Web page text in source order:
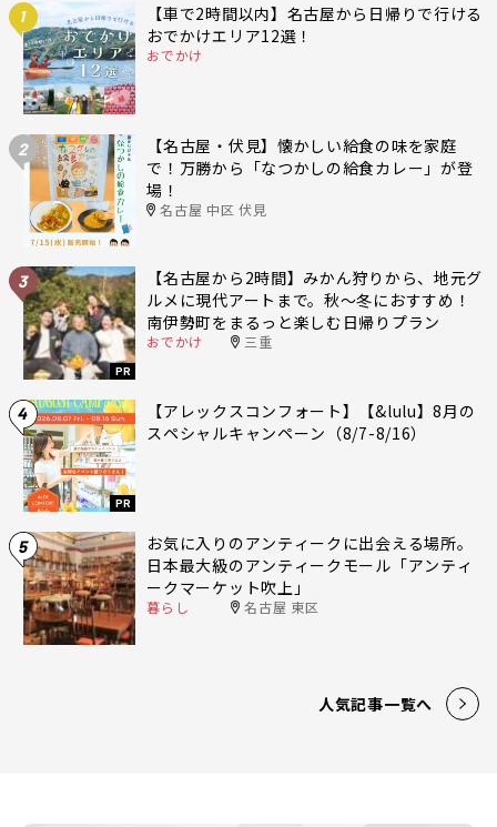
1
【車で2時間以内】名古屋から日帰りで行ける
おでかけエリア12選！
おでかけ
2
【名古屋・伏見】懐かしい給食の味を家庭
で！万勝から「なつかしの給食カレー」が登
場！
名古屋 中区 伏見
3
PR
【名古屋から2時間】みかん狩りから、地元グ
ルメに現代アートまで。秋〜冬におすすめ！
南伊勢町をまるっと楽しむ日帰りプラン
おでかけ 三重
4
PR
【アレックスコンフォート】【&lulu】8月の
スペシャルキャンペーン（8/7-8/16）
5
お気に入りのアンティークに出会える場所。
日本最大級のアンティークモール「アンティ
ークマーケット吹上」
暮らし 名古屋 東区
人気記事一覧へ